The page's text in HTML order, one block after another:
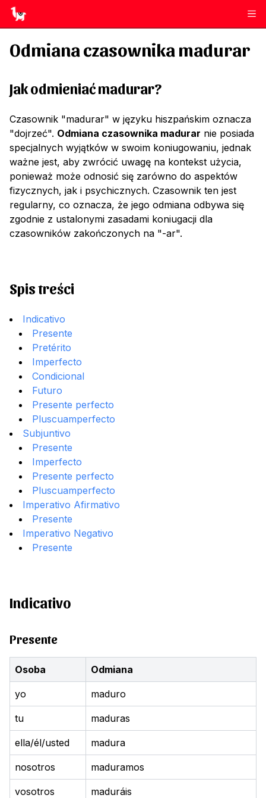
Odmiana czasownika madurar
Jak odmieniaćmadurar?
Czasownik "madurar" w języku hiszpańskim oznacza
"dojrzeć". Odmiana czasownika madurar nie posiada
specjalnych wyjątków w swoim koniugowaniu, jednak
ważne jest, aby zwrócić uwagę na kontekst użycia,
ponieważ może odnosić się zarówno do aspektów
fizycznych, jak i psychicznych. Czasownik ten jest
regularny, co oznacza, że jego odmiana odbywa się
zgodnie z ustalonymi zasadami koniugacji dla
czasowników zakończonych na "-ar".
Spis treści
Indicativo
Presente
Pretérito
Imperfecto
Condicional
Futuro
Presente perfecto
Pluscuamperfecto
Subjuntivo
Presente
Imperfecto
Presente perfecto
Pluscuamperfecto
Imperativo Afirmativo
Presente
Imperativo Negativo
Presente
Indicativo
Presente
Osoba Odmiana
yo maduro
tu maduras
ella/él/usted madura
nosotros maduramos
vosotros maduráis